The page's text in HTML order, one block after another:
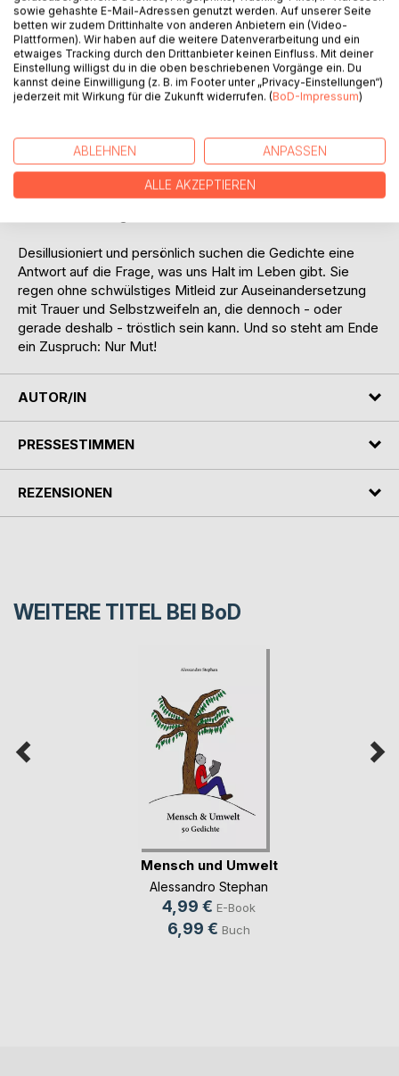
"Wenn ich dir sage,
es ist nicht so schlimm -
würdest du mir glauben?"
andere. Wir vergessen alles Gute an uns und sehen
schwarz. Uns fehlt die Kraft, wir sind taub und beinahe
leblos. Wir stehen kurz davor aufzugeben - und dann ist da
noch die Trauer. Wie geht es weiter? Wir wissen es nicht.
Desillusioniert und persönlich suchen die Gedichte eine
Antwort auf die Frage, was uns Halt im Leben gibt. Sie
regen ohne schwülstiges Mitleid zur Auseinandersetzung
mit Trauer und Selbstzweifeln an, die dennoch - oder
gerade deshalb - tröstlich sein kann. Und so steht am Ende
ein Zuspruch: Nur Mut!
AUTOR/IN
PRESSESTIMMEN
REZENSIONEN
WEITERE TITEL BEI BoD
Mensch und Umwelt
Alessandro Stephan
4,99 € E-Book
6,99 € Buch
sowie gehashte E-Mail-Adressen genutzt werden. Auf unserer Seite
betten wir zudem Drittinhalte von anderen Anbietern ein (Video-
Plattformen). Wir haben auf die weitere Datenverarbeitung und ein
etwaiges Tracking durch den Drittanbieter keinen Einfluss. Mit deiner
Einstellung willigst du in die oben beschriebenen Vorgänge ein. Du
kannst deine Einwilligung (z. B. im Footer unter „Privacy-Einstellungen“)
jederzeit mit Wirkung für die Zukunft widerrufen. (BoD-Impressum)
ABLEHNEN ANPASSEN
ALLE AKZEPTIEREN